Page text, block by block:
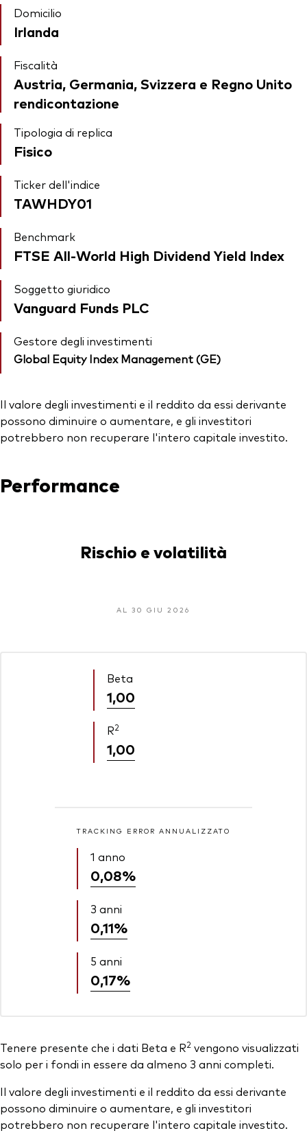
Domicilio
Irlanda
Fiscalità
Austria, Germania, Svizzera e Regno Unito
rendicontazione
Tipologia di replica
Fisico
Ticker dell'indice
TAWHDY01
Benchmark
FTSE All-World High Dividend Yield Index
Soggetto giuridico
Vanguard Funds PLC
Gestore degli investimenti
Global Equity Index Management (GE)
Il valore degli investimenti e il reddito da essi derivante
possono diminuire o aumentare, e gli investitori
potrebbero non recuperare l'intero capitale investito.
Performance
Rischio e volatilità
AL 30 GIU 2026
Beta
1,00
R2
1,00
TRACKING ERROR ANNUALIZZATO
1 anno
0,08%
3 anni
0,11%
5 anni
0,17%
Tenere presente che i dati Beta e R2 vengono visualizzati
solo per i fondi in essere da almeno 3 anni completi.
Il valore degli investimenti e il reddito da essi derivante
possono diminuire o aumentare, e gli investitori
potrebbero non recuperare l'intero capitale investito.